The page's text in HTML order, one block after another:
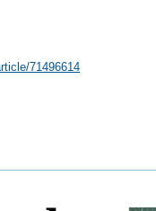
71496614